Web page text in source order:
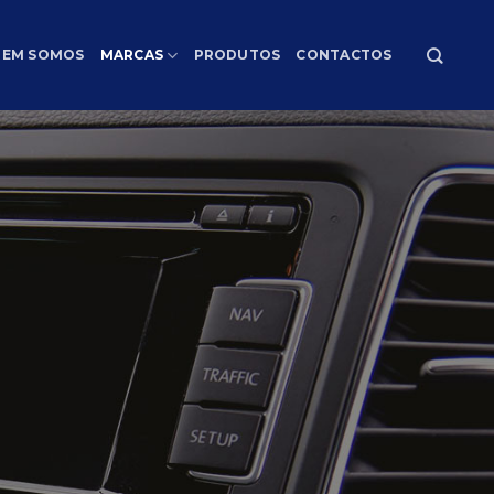
SOMOS MARCAS PRODUTOS CONTACTOS